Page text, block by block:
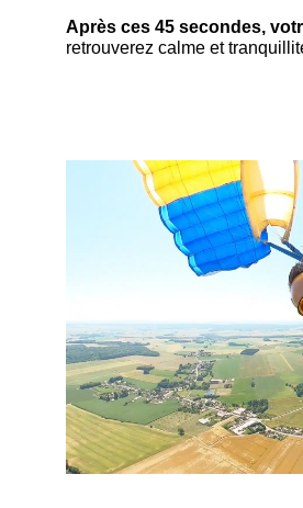
Après ces 45 secondes,
retrouverez calme et